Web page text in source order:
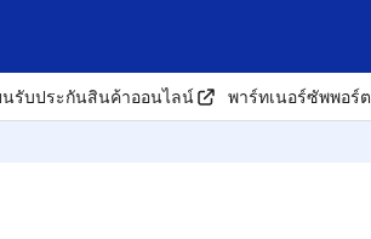
นรับประกันสินค้าออนไลน์ พาร์ทเนอร์ซัพพอร์ต